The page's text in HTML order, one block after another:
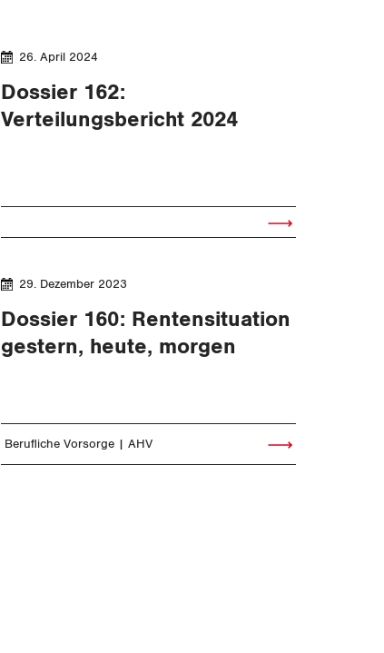
Dossier 162:
Verteilungsbericht 2024
26. April 2024
Artikel lesen
Dossier 160: Rentensituation
gestern, heute, morgen
29. Dezember 2023
Berufliche Vorsorge AHV
Artikel lesen